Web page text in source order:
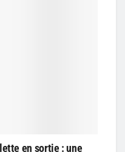
en sortie : une